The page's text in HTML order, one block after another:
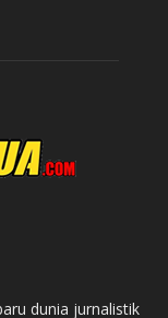
dunia jurnalistik